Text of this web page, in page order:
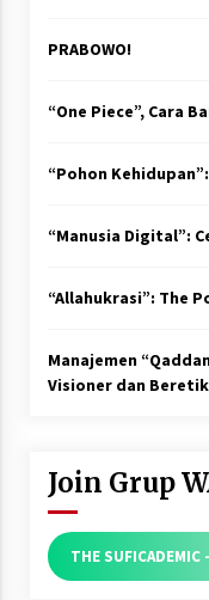
PRABOWO!
“One Piece”, Cara
“Pohon
“Manusia Digital”:
“Allahukrasi”: The
Manajemen
Visioner dan
Join Grup
THE SUFICADEMIC